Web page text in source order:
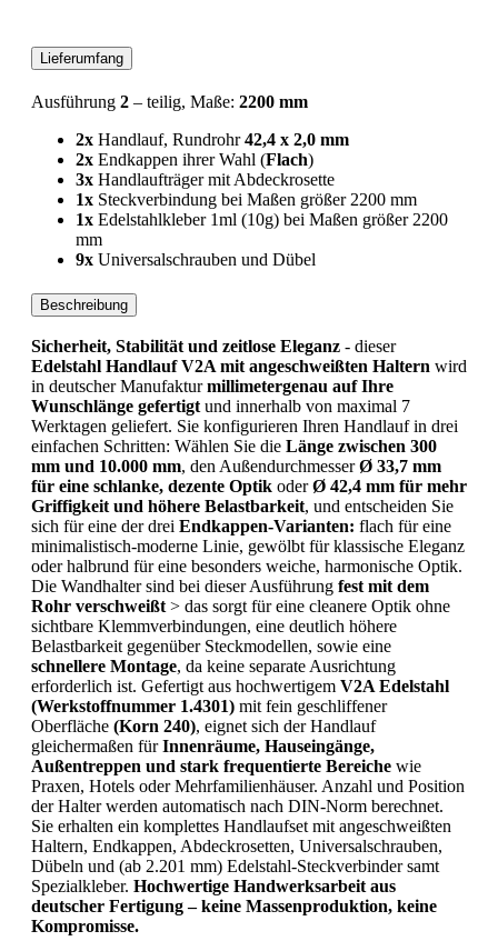
Lieferumfang
Ausführung 2 – teilig, Maße: 2200 mm
2x Handlauf, Rundrohr42,4 x 2,0 mm
2x Endkappen ihrer Wahl (Flach)
3x Handlaufträger mit Abdeckrosette
1x Steckverbindung bei Maßen größer 2200 mm
1x Edelstahlkleber 1ml (10g) bei Maßen größer 2200
mm
9x Universalschrauben und Dübel
Beschreibung
Sicherheit, Stabilität und zeitlose Eleganz - dieser
Edelstahl Handlauf V2A mit angeschweißten Haltern wird
in deutscher Manufakturmillimetergenau auf Ihre
Wunschlänge gefertigt und innerhalb von maximal 7
Werktagen geliefert. Sie konfigurieren Ihren Handlauf in drei
einfachen Schritten: Wählen Sie die Länge zwischen 300
mm und 10.000 mm, den AußendurchmesserØ 33,7 mm
für eine schlanke, dezente Optik oderØ 42,4 mm für mehr
Griffigkeit und höhere Belastbarkeit, und entscheiden Sie
sich für eine der drei Endkappen-Varianten: flach für eine
minimalistisch-moderne Linie, gewölbt für klassische Eleganz
oder halbrund für eine besonders weiche, harmonische Optik.
Die Wandhalter sind bei dieser Ausführung fest mit dem
Rohr verschweißt > das sorgt für eine cleanere Optik ohne
sichtbare Klemmverbindungen, eine deutlich höhere
Belastbarkeit gegenüber Steckmodellen, sowie eine
schnellere Montage, da keine separate Ausrichtung
erforderlich ist. Gefertigt aus hochwertigem V2A Edelstahl
(Werkstoffnummer 1.4301) mit fein geschliffener
Oberfläche (Korn 240), eignet sich der Handlauf
gleichermaßen fürInnenräume, Hauseingänge,
Außentreppen und stark frequentierte Bereiche wie
Praxen, Hotels oder Mehrfamilienhäuser. Anzahl und Position
der Halter werden automatisch nach DIN-Norm berechnet.
Sie erhalten ein komplettes Handlaufset mit angeschweißten
Haltern, Endkappen, Abdeckrosetten, Universalschrauben,
Dübeln und (ab 2.201 mm) Edelstahl-Steckverbinder samt
Spezialkleber. Hochwertige Handwerksarbeit aus
deutscher Fertigung – keine Massenproduktion, keine
Kompromisse.